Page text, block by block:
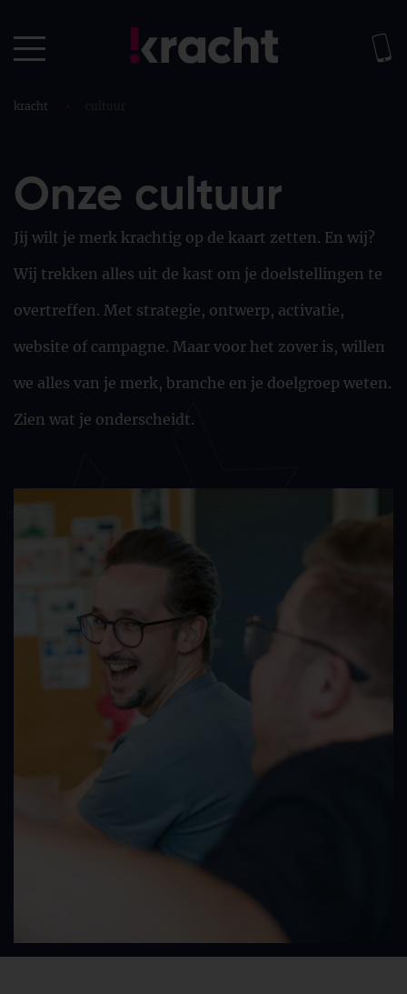
kracht •
Onze cultuur
Jij wilt je merk krachtig op de kaart zetten. En wij?
Wij trekken alles uit de kast om je doelstellingen te
overtreffen. Met strategie, ontwerp, activatie,
website of campagne. Maar voor het zover is, willen
we alles van je merk, branche en je doelgroep weten.
Zien wat je onderscheidt.